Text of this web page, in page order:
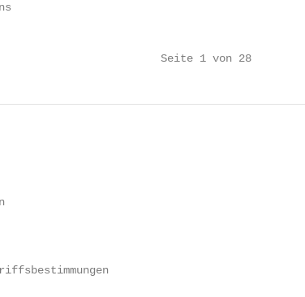
Seite 1 von 28